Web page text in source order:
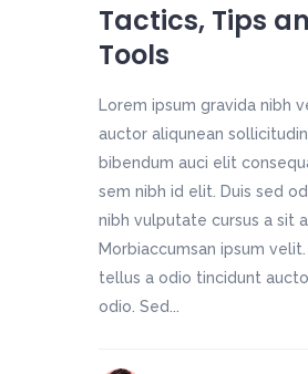
Tactics, Tips
Tools
Lorem ipsum gravida nibh
auctor aliqunean
bibendum auci elit
sem nibh id elit. Duis sed
nibh vulputate cursus a sit
Morbiaccumsan ipsum
tellus a odio tincidunt
odio. Sed...